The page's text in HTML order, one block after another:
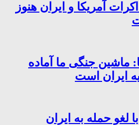
آمریکا و ایران هنوز
ماشین جنگی ما آماده
ایران است
لغو حمله به ایران